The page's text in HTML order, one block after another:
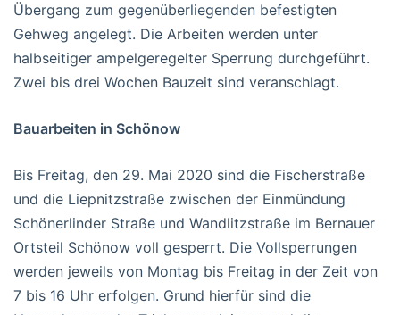
Übergang zum gegenüberliegenden befestigten
Gehweg angelegt. Die Arbeiten werden unter
halbseitiger ampelgeregelter Sperrung durchgeführt.
Zwei bis drei Wochen Bauzeit sind veranschlagt.
Bauarbeiten in Schönow
Bis Freitag, den 29. Mai 2020 sind die Fischerstraße
und die Liepnitzstraße zwischen der Einmündung
Schönerlinder Straße und Wandlitzstraße im Bernauer
Ortsteil Schönow voll gesperrt. Die Vollsperrungen
werden jeweils von Montag bis Freitag in der Zeit von
7 bis 16 Uhr erfolgen. Grund hierfür sind die